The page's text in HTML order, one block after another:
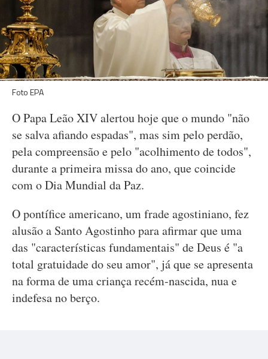
Foto EPA
O Papa Leão XIV alertou hoje que o mundo "não
se salva afiando espadas", mas sim pelo perdão,
pela compreensão e pelo "acolhimento de todos",
durante a primeira missa do ano, que coincide
com o Dia Mundial da Paz.
O pontífice americano, um frade agostiniano, fez
alusão a Santo Agostinho para afirmar que uma
das "características fundamentais" de Deus é "a
total gratuidade do seu amor", já que se apresenta
na forma de uma criança recém-nascida, nua e
indefesa no berço.